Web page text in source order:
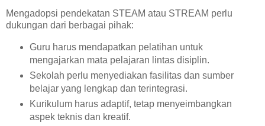
Mengadopsi pendekatan STEAM atau STREAM perlu
dukungan dari berbagai pihak:
Guru harus mendapatkan pelatihan untuk
mengajarkan mata pelajaran lintas disiplin.
Sekolah perlu menyediakan fasilitas dan sumber
belajar yang lengkap dan terintegrasi.
Kurikulum harus adaptif, tetap menyeimbangkan
aspek teknis dan kreatif.